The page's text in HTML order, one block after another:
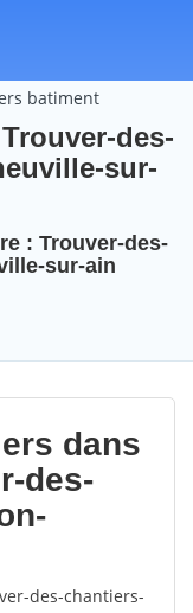
batiment
des-
sur-
: Trouver-des-
sur-ain
dans
des-
des-chantiers-